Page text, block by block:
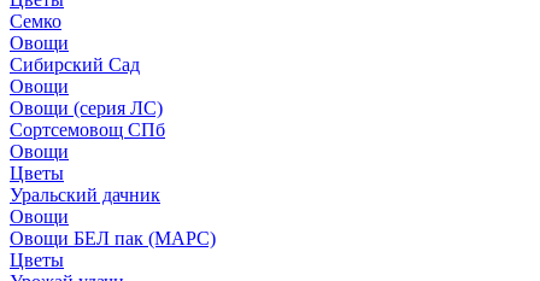
Семко
Овощи
Сибирский Сад
Овощи
Овощи (серия ЛС)
Сортсемовощ СПб
Овощи
Цветы
Уральский дачник
Овощи
Овощи БЕЛ пак (МАРС)
Цветы